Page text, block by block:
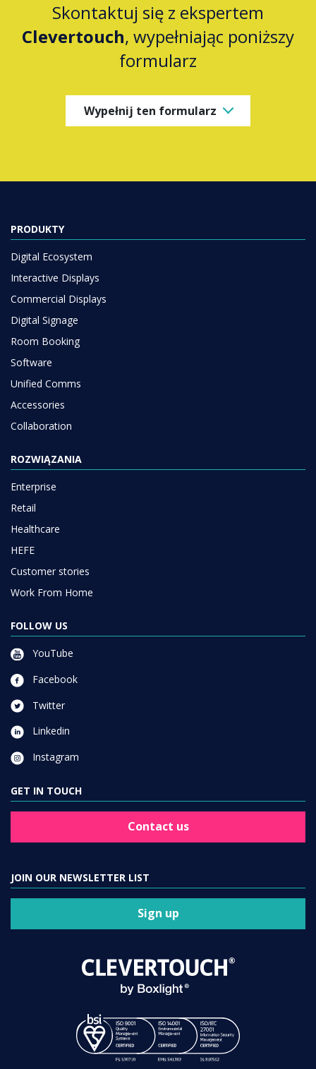
Skontaktuj się z ekspertem
Clevertouch, wypełniając poniższy
formularz
Wypełnij ten formularz
PRODUKTY
Digital Ecosystem
Interactive Displays
Commercial Displays
Digital Signage
Room Booking
Software
Unified Comms
Accessories
Collaboration
ROZWIĄZANIA
Enterprise
Retail
Healthcare
HEFE
Customer stories
Work From Home
FOLLOW US
YouTube
Facebook
Twitter
Linkedin
Instagram
GET IN TOUCH
Contact us
JOIN OUR NEWSLETTER LIST
Sign up